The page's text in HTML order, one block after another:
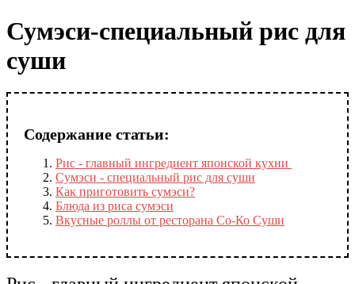
Сумэси-специальный рис для
суши
Содержание статьи:
Рис - главный ингредиент японской кухни
Сумэси - специальный рис для суши
Как приготовить сумэси?
Блюда из риса сумэси
Вкусные роллы от ресторана Со-Ко Суши